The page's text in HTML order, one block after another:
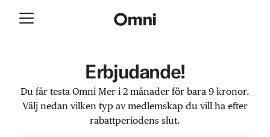
Erbjudande!
Du får testa Omni Mer i 2 månader för bara 9 kronor.
Välj nedan vilken typ av medlemskap du vill ha efter
rabattperiodens slut.